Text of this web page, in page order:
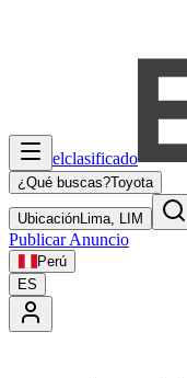
elclasificado
¿Qué buscas?Toyota
UbicaciónLima, LIM
Publicar Anuncio
Perú
ES